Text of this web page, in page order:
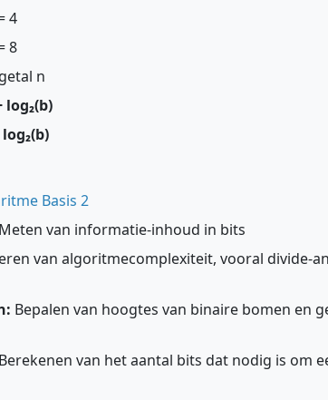
4
8
n
log₂(b)
Basis 2
Meten van informatie-inhoud in bits
van algoritmecomplexiteit, vooral divide-
Bepalen van hoogtes van binaire bomen en
Berekenen van het aantal bits dat nodig is om